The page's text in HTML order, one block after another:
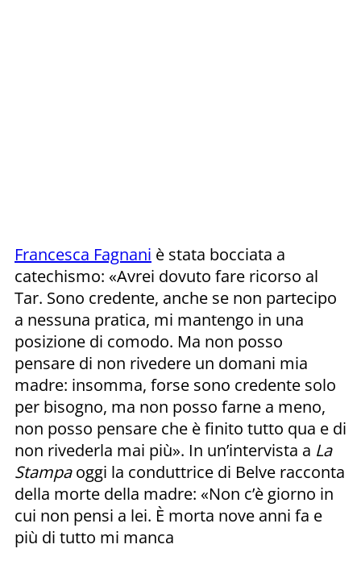
Francesca Fagnani è stata bocciata a
catechismo: «Avrei dovuto fare ricorso al
Tar. Sono credente, anche se non partecipo
a nessuna pratica, mi mantengo in una
posizione di comodo. Ma non posso
pensare di non rivedere un domani mia
madre: insomma, forse sono credente solo
per bisogno, ma non posso farne a meno,
non posso pensare che è finito tutto qua e di
non rivederla mai più». In un’intervista a La
Stampaoggi la conduttrice di Belve racconta
della morte della madre: «Non c’è giorno in
cui non pensi a lei. È morta nove anni fa e
più di tutto mi manca